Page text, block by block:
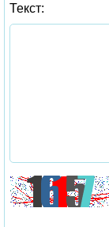
Текст: